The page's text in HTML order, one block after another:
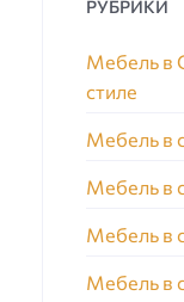
РУБРИКИ
Мебель в
стиле
Мебель в
Мебель в
Мебель в
Мебель в